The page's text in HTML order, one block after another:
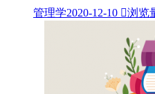
管理学2020-12-10 浏览